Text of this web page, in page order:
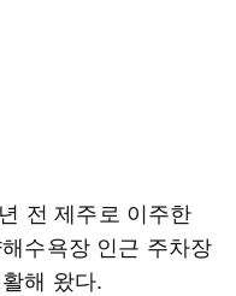
전 제주로 이주한
수욕장 인근 주차장
해 왔다.